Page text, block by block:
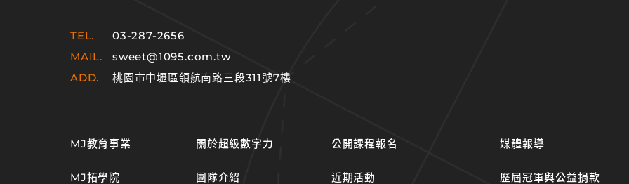
TEL.
03-287-2656
MAIL.
sweet@1095.com.tw
ADD.
桃園市中壢區領航南路三段311號7樓
MJ教育事業
MJ拓學院
關於超級數字力
團隊介紹
公開課程報名
近期活動
媒體報導
歷屆冠軍與公益捐款